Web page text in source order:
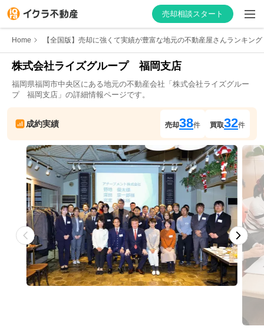
売却相談スタート
はじめての方へ
不動産会社を探す
物件の価格を知る
お家の売却を学ぶ
不動産会社向け情報
Home 【全国版】売却に強くて実績が豊富な地元の不動産屋さんランキング
株式会社ライズグループ　福岡支店
福岡県福岡市中央区にある地元の不動産会社「 株式会社ライズグルー
プ　福岡支店 」の詳細情報ページです。
成約実績 売却38件 買取32件